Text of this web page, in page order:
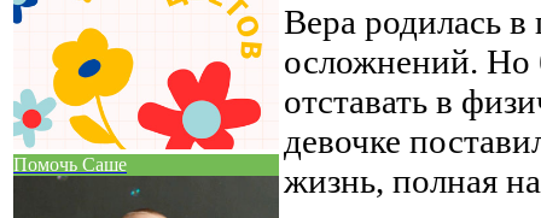
Помочь Саше
Вера родилась
осложнений. Но
отставать в
девочке
жизнь, полная